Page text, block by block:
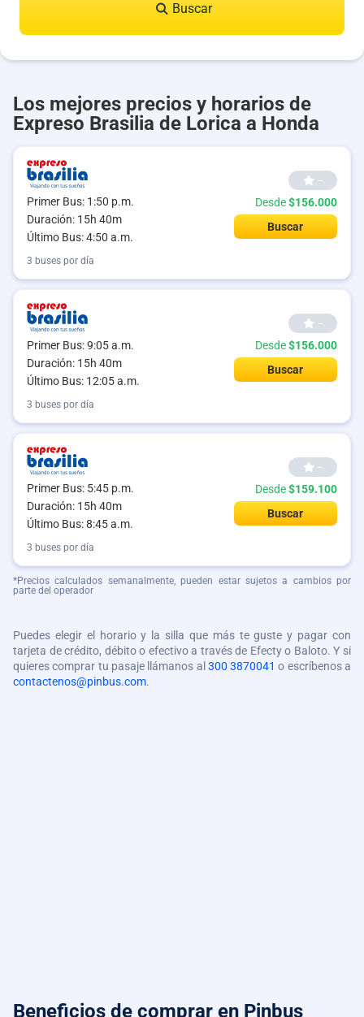
Buscar
Los mejores precios y horarios de
Expreso Brasilia de Lorica a Honda
Primer Bus: 1:50 p.m.
Duración: 15h 40m
Último Bus: 4:50 a.m.
--
Desde$156.000
Buscar
3 buses por día
Primer Bus: 9:05 a.m.
Duración: 15h 40m
Último Bus: 12:05 a.m.
--
Desde$156.000
Buscar
3 buses por día
Primer Bus: 5:45 p.m.
Duración: 15h 40m
Último Bus: 8:45 a.m.
--
Desde$159.100
Buscar
3 buses por día
*Precios calculados semanalmente, pueden estar sujetos a cambios por
parte del operador
Puedes elegir el horario y la silla que más te guste y pagar con
tarjeta de crédito, débito o efectivo a través de Efecty o Baloto. Y si
quieres comprar tu pasaje llámanos al 300 3870041 o escríbenos a
contactenos@pinbus.com.
Beneficios de comprar en Pinbus